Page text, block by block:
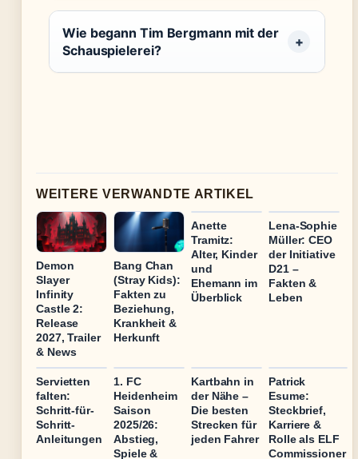
Wie begann Tim Bergmann mit der
Schauspielerei?
WEITERE VERWANDTE ARTIKEL
Demon
Slayer
Infinity
Castle 2:
Release
2027, Trailer
& News
Bang Chan
(Stray Kids):
Fakten zu
Beziehung,
Krankheit &
Herkunft
Anette
Tramitz:
Alter, Kinder
und
Ehemann im
Überblick
Lena-Sophie
Müller: CEO
der Initiative
D21 –
Fakten &
Leben
Servietten
falten:
Schritt-für-
Schritt-
Anleitungen
1. FC
Heidenheim
Saison
2025/26:
Abstieg,
Spiele &
Kartbahn in
der Nähe –
Die besten
Strecken für
jeden Fahrer
Patrick
Esume:
Steckbrief,
Karriere &
Rolle als ELF
Commissioner